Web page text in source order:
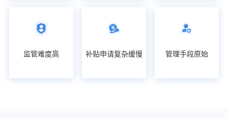
监管难度高 补贴申请复杂缓慢 管理手段原始